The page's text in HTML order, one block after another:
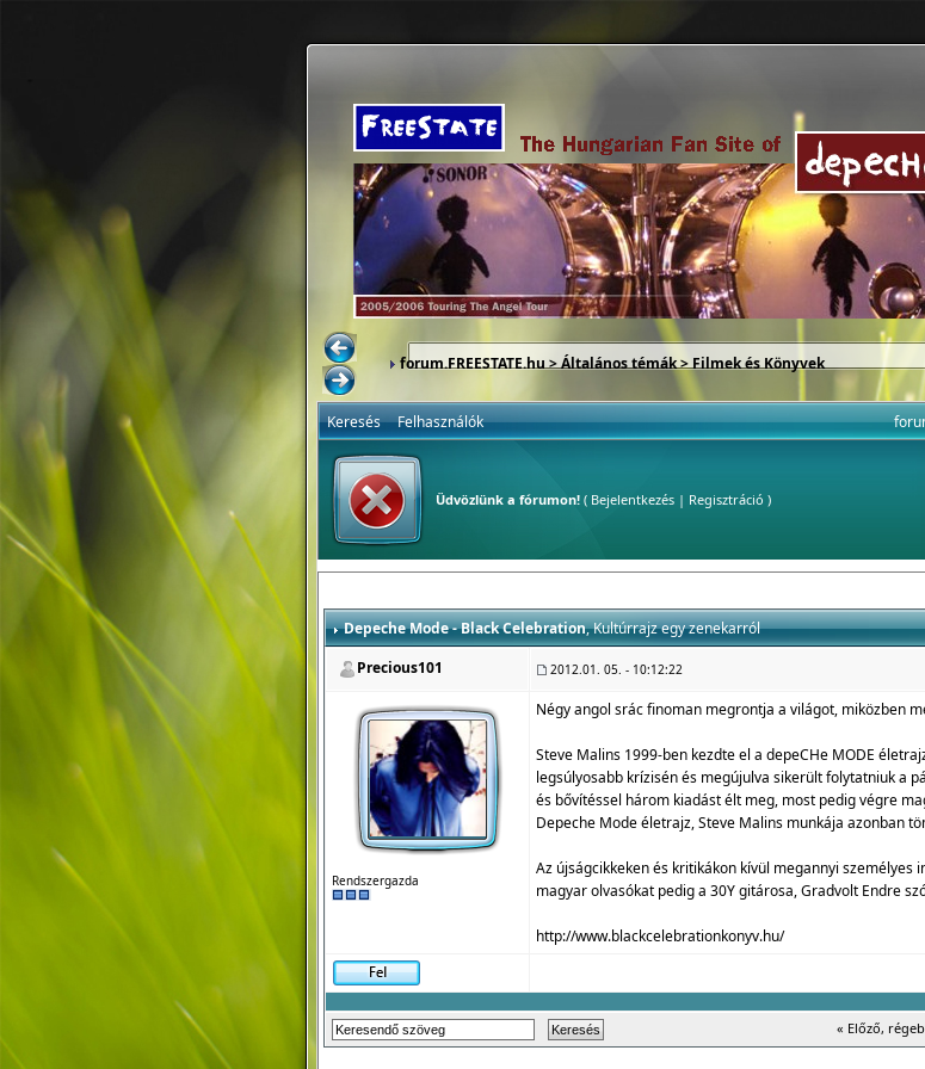
forum.FREESTATE.hu>Általános témák>Filmek és Könyvek
Keresés Felhasználók
Üdvözlünk a fórumon!( Bejelentkezés| Regisztráció )
Depeche Mode - Black Celebration, Kultúrrajz egy zenekarról
Precious101 2012.01. 05. - 10:12:22
Rendszergazda
Négy angol srác finoman megrontja a világot, miközben
Steve Malins 1999-ben kezdte el a depeCHe MODE
legsúlyosabb krízisén és megújulva sikerült folytatniuk a
és bővítéssel három kiadást élt meg, most pedig végre
Depeche Mode életrajz, Steve Malins munkája azonban
Az újságcikkeken és kritikákon kívül megannyi
magyar olvasókat pedig a 30Y gitárosa, Gradvolt Endre
http://www.blackcelebrationkonyv.hu/
« Előző,